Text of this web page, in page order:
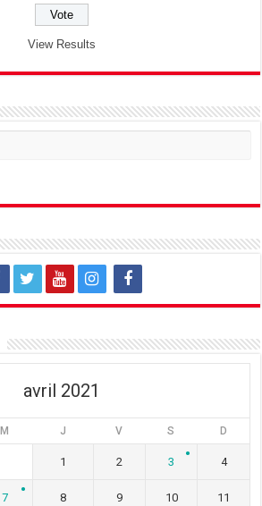
View Results
avril 2021
M J V S D
1 2 3 4
7 8 9 10 11